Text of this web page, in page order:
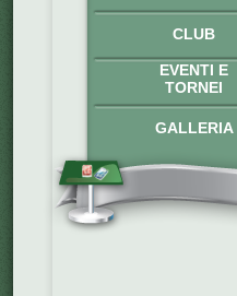
CLUB
EVENTI E
TORNEI
GALLERIA